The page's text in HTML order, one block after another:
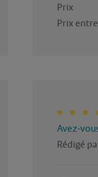
Prix
Prix
Avez-
Rédigé